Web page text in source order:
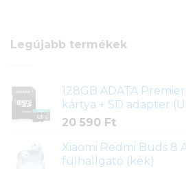
Legújabb termékek
128GB ADATA
kártya + SD adapter
20 590 Ft
Xiaomi Redmi Buds 8
fülhallgató (kék)